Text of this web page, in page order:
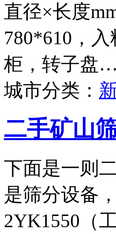
直径×长度
780*610，
柜，转子盘…
城市分类：
二手矿山
下面是一则
是筛分设备
2YK1550（